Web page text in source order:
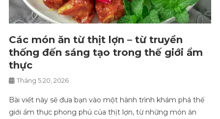
Các món ăn từ thịt lợn – từ truyền
thống đến sáng tạo trong thế giới ẩm
thực
Tháng 5 20, 2026
Bài viết này sẽ đưa bạn vào một hành trình khám phá thế
giới ẩm thực phong phú của thịt lợn, từ những món ăn